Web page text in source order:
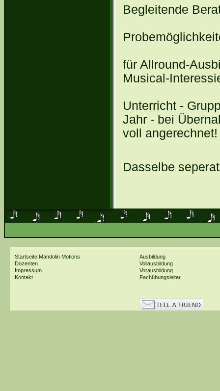
Begleitende
für Allround-
Musical-
Unterricht -
Jahr - bei
voll angerechnet!
Dasselbe
Startseite Mandolin Motions
Ausbildung
Dozenten
Vollausbildung
Impressum
Vorausbildung
Kontakt
Fachübungsleiter